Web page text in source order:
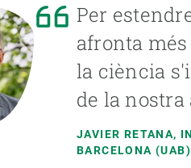
Per
afronta
la ciència
de la
JAVIER RETANA,
BARCELONA